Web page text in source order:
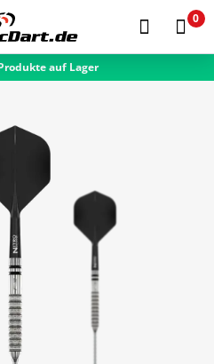
0
Lager Versand